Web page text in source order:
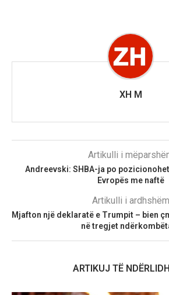
XH M
Artikulli i
Andreevski: SHBA-ja po
Evropës me naftë
Artikulli i ardhshëm
Mjafton një deklaratë e Trumpit – bien
në tregjet
ARTIKUJ TË